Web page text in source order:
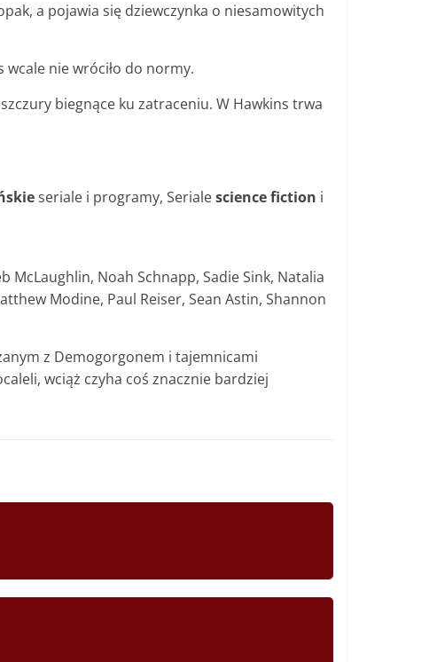
a pojawia się dziewczynka o niesamowitych
wcale nie wróciło do normy.
biegnące ku zatraceniu. W Hawkins trwa
seriale i programy, Serialescience fiction i
Noah Schnapp, Sadie Sink, Natalia
Modine, Paul Reiser, Sean Astin, Shannon
z Demogorgonem i tajemnicami
wciąż czyha coś znacznie bardziej